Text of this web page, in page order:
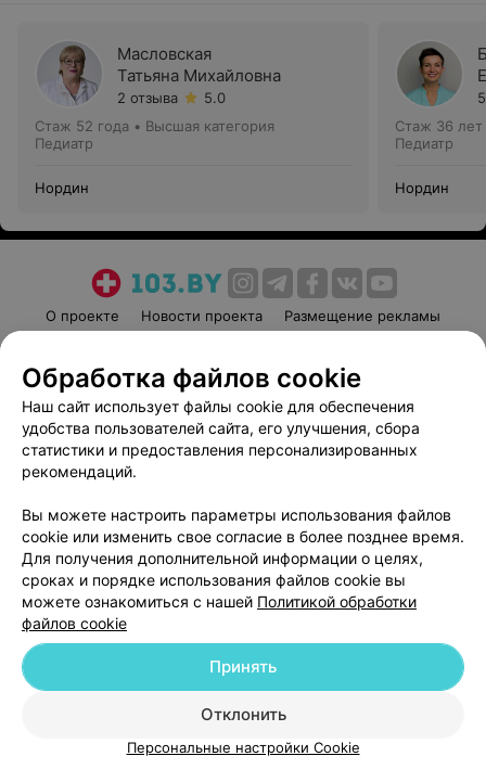
Масловская
Татьяна Михайловна
2 отзыва
5.0
Стаж 52 года • Высшая категория
Педиатр
Нордин
Стаж 36 лет
Педиатр
Нордин
О проекте Новости проекта
Размещение рекламы
Пользовательское соглашение
Способы оплаты
Вакансии
Партнеры
Написать руководителю 103.by
Обработка персональных данных
© 2026 ООО «Артокс Лаб», УНП 191700409
| 220012, Республика Беларусь,
Служба поддержки +375 291212755
Обработка файлов cookie
Наш сайт использует файлы cookie для обеспечения
удобства пользователей сайта, его улучшения, сбора
статистики и предоставления персонализированных
рекомендаций.
Вы можете настроить параметры использования файлов
cookie или изменить свое согласие в более позднее время.
Для получения дополнительной информации о целях,
сроках и порядке использования файлов cookie вы
можете ознакомиться с нашей Политикой обработки
файлов cookie
Отклонить
Принять
Персональные настройки Cookie